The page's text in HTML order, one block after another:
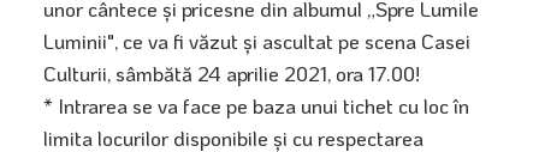
unor cântece și pricesne din albumul „Spre Lumile
Luminii", ce va fi văzut și ascultat pe scena Casei
Culturii, sâmbătă 24 aprilie 2021, ora 17.00!
* Intrarea se va face pe baza unui tichet cu loc în
limita locurilor disponibile și cu respectarea